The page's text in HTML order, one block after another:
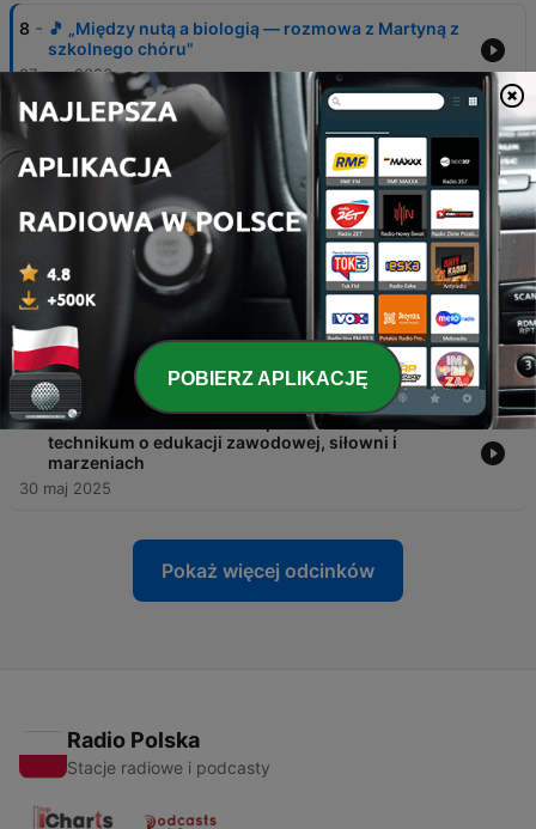
8 - 🎵 „Między nutą a biologią — rozmowa z Martyną z
szkolnego chóru"
27 mar 2026
7 - S02E01 Przemysław Szydłowski Global Wind
30 wrz 2025
6 - S01E06 Wiesław Puzia – Jak buduje się drużynę i
ducha walki? | Trener KPR Padwa Zamość o pasji i
systematyczności
13 cze 2025
5 - S01E05 Kamil Wójcik – o fizjoterapii, pracy z Padwą
Zamość i pasji do trójboju siłowego
06 cze 2025
4 - S01E04 Oliwier Jakubiec – przewodniczący
technikum o edukacji zawodowej, siłowni i
marzeniach
30 maj 2025
Pokaż więcej odcinków
Radio Polska
Stacje radiowe i podcasty
POBIERZ APLIKACJĘ